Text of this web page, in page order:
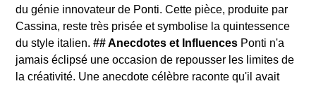
du génie innovateur de Ponti. Cette pièce, produite par
Cassina, reste très prisée et symbolise la quintessence
du style italien.## Anecdotes et Influences Ponti n'a
jamais éclipsé une occasion de repousser les limites de
la créativité. Une anecdote célèbre raconte qu'il avait